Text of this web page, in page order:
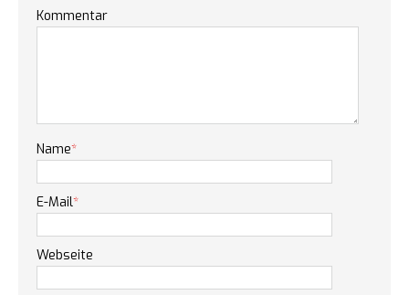
Kommentar
Name*
E-Mail*
Webseite